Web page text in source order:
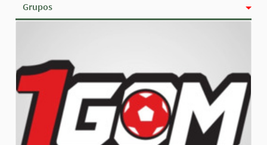
Insignias
Siguiendo
Seguidoras
Grupos